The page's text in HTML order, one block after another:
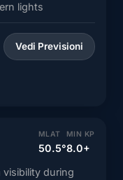
lights
Vedi Previsioni
MLAT
50.5°
MIN KP
8.0+
visibility during